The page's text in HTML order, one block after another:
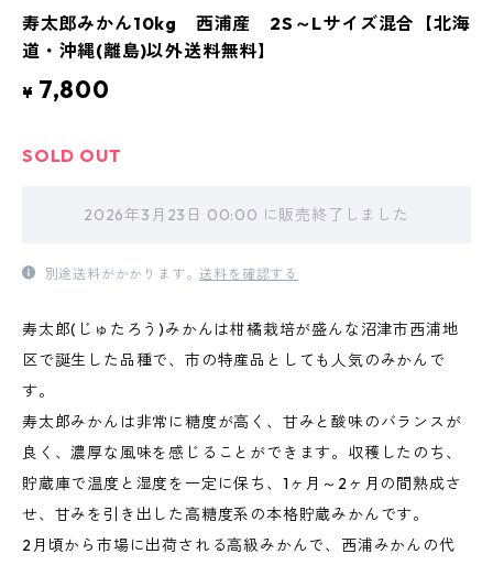
寿太郎みかん10kg 西浦産 2S～Lサイズ混合【北海
道・沖縄(離島)以外送料無料】
¥ 7,800
SOLD OUT
2026年3月23日 00:00 に販売終了しました
別途送料がかかります。送料を確認する
寿太郎(じゅたろう)みかんは柑橘栽培が盛んな沼津市西浦地
区で誕生した品種で、市の特産品としても人気のみかんで
す。
寿太郎みかんは非常に糖度が高く、甘みと酸味のバランスが
良く、濃厚な風味を感じることができます。収穫したのち、
貯蔵庫で温度と湿度を一定に保ち、1ヶ月～2ヶ月の間熟成さ
せ、甘みを引き出した高糖度系の本格貯蔵みかんです。
2月頃から市場に出荷される高級みかんで、西浦みかんの代